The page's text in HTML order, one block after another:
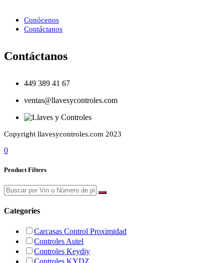
Conócenos
Contáctanos
Contáctanos
449 389 41 67
ventas@llavesycontroles.com
Copyright llavesycontroles.com 2023
0
Product Filters
Categories
Carcasas Control Proximidad
Controles Autel
Controles Keydiy
Controles KYDZ